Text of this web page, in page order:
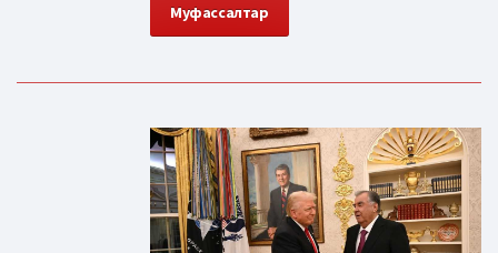
Муфассалтар